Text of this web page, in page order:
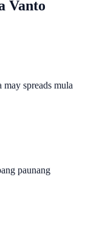
Vanto
spreads mula
paunang